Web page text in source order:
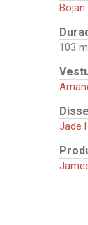
Bojan
103
Jade